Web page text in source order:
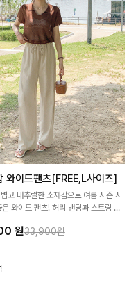
와이드팬츠[FREE,L사이즈]
고 내추럴한 소재감으로 여름 시즌 시
와이드 팬츠! 허리 밴딩과 스트링 디
연스럽게 커버해준답니다:)
원33,900원